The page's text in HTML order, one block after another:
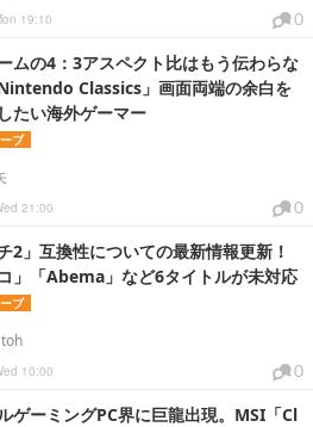
19:10
0
ムの4：3アスペクト比はもう伝わらな
Classics」画面両端の余白を
たい海外ゲーマー
ブ
21:00
0
2」互換性についての最新情報更新！
コ」「Abema」など6タイトルが未対応
ブ
10:00
0
ゲーミングPC界に巨龍出現。MSI「Cl